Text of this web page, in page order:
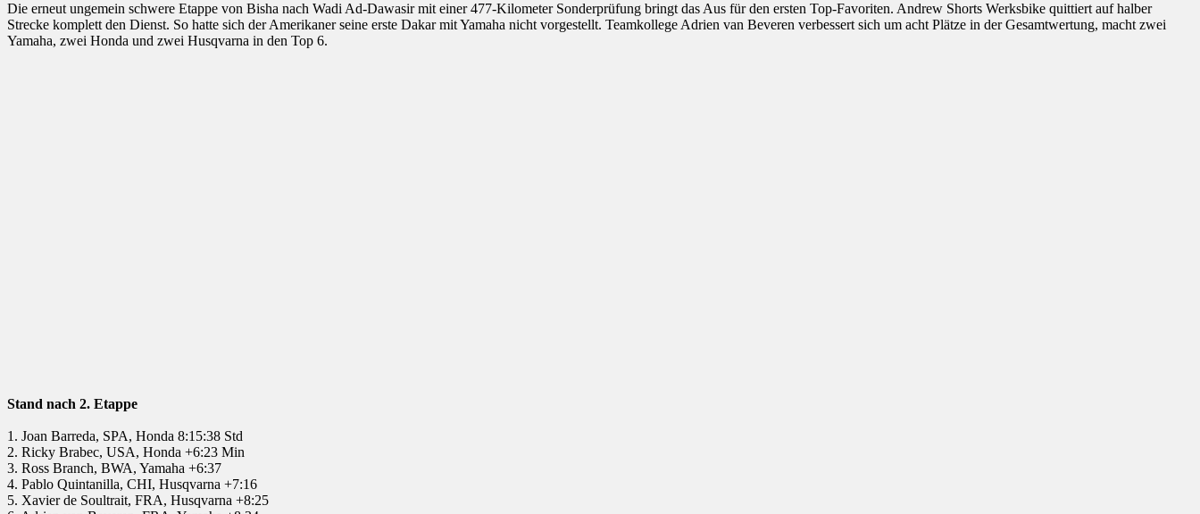
Die erneut ungemein schwere Etappe von Bisha nach Wadi Ad-Dawasir mit einer 477-Kilometer Sonderprüfung bringt das Aus für den ersten Top-Favoriten. Andrew Shorts Werksbike quittiert auf halber
Strecke komplett den Dienst. So hatte sich der Amerikaner seine erste Dakar mit Yamaha nicht vorgestellt. Teamkollege Adrien van Beveren verbessert sich um acht Plätze in der Gesamtwertung, macht zwei
Yamaha, zwei Honda und zwei Husqvarna in den Top 6.
Stand nach 2. Etappe
1. Joan Barreda, SPA, Honda 8:15:38 Std
2. Ricky Brabec, USA, Honda +6:23 Min
3. Ross Branch, BWA, Yamaha +6:37
4. Pablo Quintanilla, CHI, Husqvarna +7:16
5. Xavier de Soultrait, FRA, Husqvarna +8:25